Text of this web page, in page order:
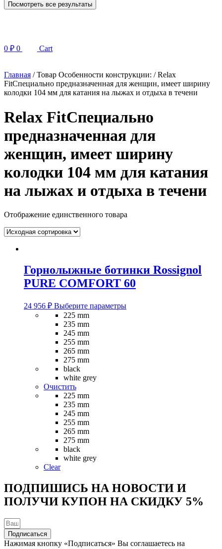
Посмотреть все результаты
0 ₽ 0 Cart
Главная / Товар Особенности конструкции: / Relax
FitСпециально предназначенная для женщин, имеет ширину
колодки 104 мм для катания на лыжах и отдыха в течени
Relax FitСпециально
предназначенная для
женщин, имеет ширину
колодки 104 мм для катания
на лыжах и отдыха в течени
Отображение единственного товара
Горнолыжные ботинки Rossignol
PURE COMFORT 60
24 956 ₽ Выберите параметрыЭтот
225 mm
235 mm
245 mm
255 mm
265 mm
275 mm
black
white grey
Очистить
225 mm
235 mm
245 mm
255 mm
265 mm
275 mm
black
white grey
Clear
ПОДПИШИСЬ НА НОВОСТИ И
ПОЛУЧИ КУПОН НА СКИДКУ 5%
Подписаться
Нажимая кнопку «Подписаться» Вы соглашаетесь на